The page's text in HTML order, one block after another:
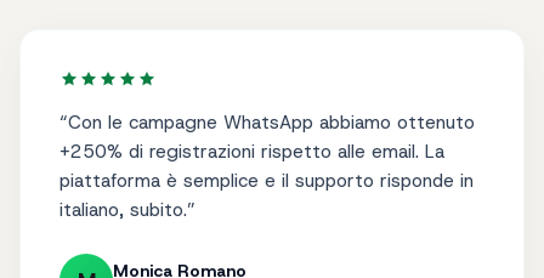
“Con le campagne WhatsApp abbiamo ottenuto
+250% di registrazioni rispetto alle email. La
piattaforma è semplice e il supporto risponde in
italiano, subito.”
Monica Romano